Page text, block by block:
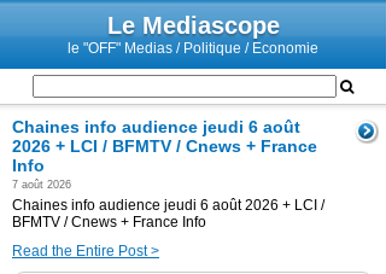
Le Mediascope
le "OFF" Medias / Politique / Economie
Chaines info audience jeudi 6 août
2026 + LCI / BFMTV / Cnews + France
Info
7 août 2026
Chaines info audience jeudi 6 août 2026 + LCI /
BFMTV / Cnews + France Info
Read the Entire Post >